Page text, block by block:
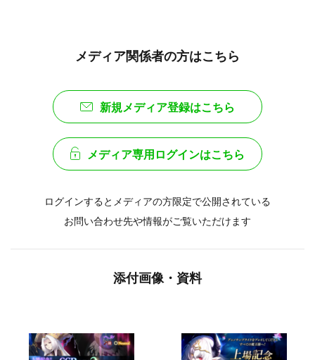
メディア関係者の方はこちら
新規メディア登録はこちら
メディア専用ログインはこちら
ログインするとメディアの方限定で公開されている
お問い合わせ先や情報がご覧いただけます
添付画像・資料